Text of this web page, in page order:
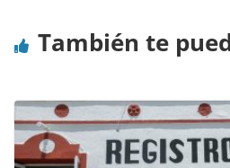
También te